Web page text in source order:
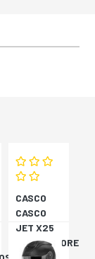
CASCO
CASCO
JET X25
MONOCOLORE